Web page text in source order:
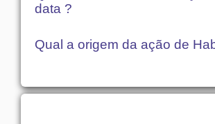
data ?
Qual a origem da ação de